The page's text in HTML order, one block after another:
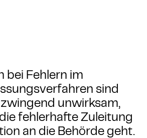
bei Fehlern im
sind
unwirksam,
fehlerhafte Zuleitung
an die Behörde geht.